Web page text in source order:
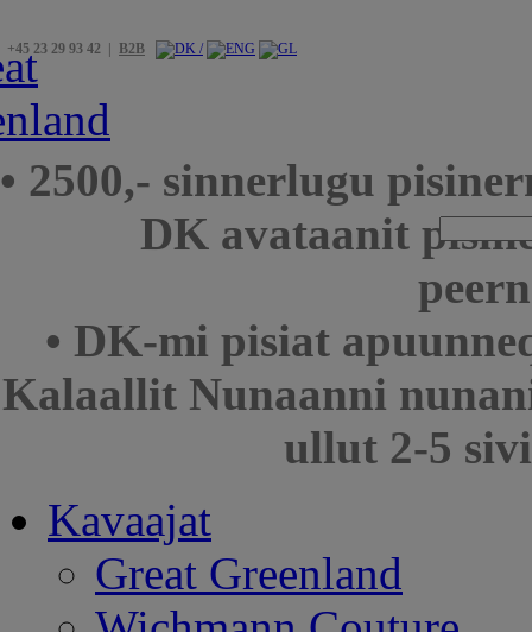
+45 23 29 93 42 | B2B
• 2500,- sinnerlugu
DK avataanit
• DK-mi pisiat
Kalaallit Nunaanni
ullut 2-5
Kavaajat
Great Greenland